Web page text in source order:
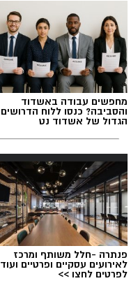
מחפשים עבודה באשדוד
והסביבה? כנסו ללוח הדרושים
הגדול של אשדוד נט
פנתרה -חלל משותף ומרכז
לאירועים עסקיים ופרטיים ועוד
לפרטים לחצו >>